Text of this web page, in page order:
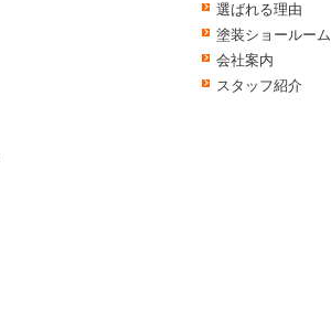
選ばれる理由
塗装ショールーム
会社案内
スタッフ紹介